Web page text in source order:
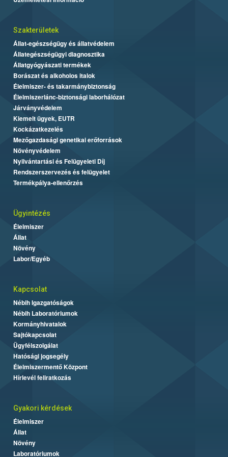
Szakterületek
Állat-egészségügy és állatvédelem
Állategészségügyi diagnosztika
Állatgyógyászati termékek
Borászat és alkoholos italok
Élelmiszer- és takarmánybiztonság
Élelmiszerlánc-biztonsági laborhálózat
Járványvédelem
Kiemelt ügyek, EUTR
Kockázatkezelés
Mezőgazdasági genetikai erőforrások
Növényvédelem
Nyilvántartási és Felügyeleti Díj
Rendszerszervezés és felügyelet
Termékpálya-ellenőrzés
Ügyintézés
Élelmiszer
Állat
Növény
Labor/Egyéb
Kapcsolat
Nébih Igazgatóságok
Nébih Laboratóriumok
Kormányhivatalok
Sajtókapcsolat
Ügyfélszolgálat
Hatósági jogsegély
Élelmiszermentő Központ
Hírlevél feliratkozás
Gyakori kérdések
Élelmiszer
Állat
Növény
Laboratóriumok